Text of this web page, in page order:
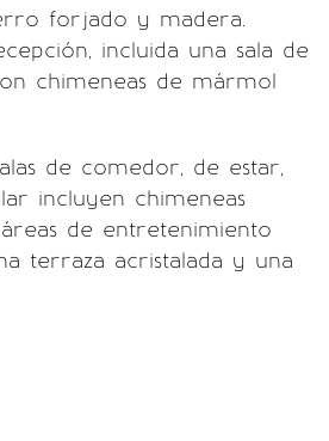
forjado y madera.
incluida una sala de
chimeneas de mármol
de comedor, de estar,
incluyen chimeneas
de entretenimiento
terraza acristalada y una